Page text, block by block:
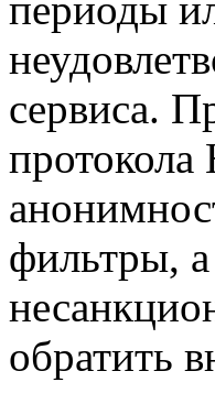
периоды
сервиса.
протокола
фильтры,
обратить